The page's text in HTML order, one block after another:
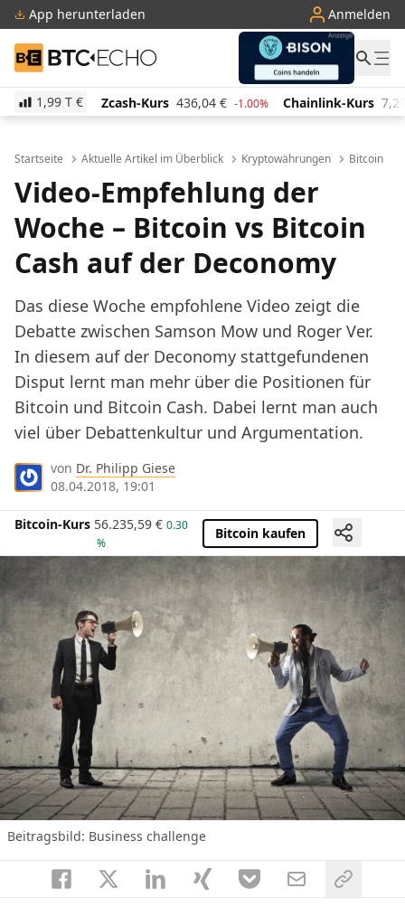
App herunterladen Anmelden
BTC-ECHO
1,99 T €
Zcash-Kurs 436,04 € -1.00% Chainlink-Kurs 7,21 € 1.10% Pi
Startseite Aktuelle Artikel im Überblick Kryptowährungen Bitcoin
Video-Empfehlung der
Woche – Bitcoin vs Bitcoin
Cash auf der Deconomy
Das diese Woche empfohlene Video zeigt die
Debatte zwischen Samson Mow und Roger Ver.
In diesem auf der Deconomy stattgefundenen
Disput lernt man mehr über die Positionen für
Bitcoin und Bitcoin Cash. Dabei lernt man auch
viel über Debattenkultur und Argumentation.
von Dr. Philipp Giese
08.04.2018, 19:01
Bitcoin-Kurs 56.235,59 € 0.30
%
Bitcoin kaufen
Beitragsbild: Business challenge